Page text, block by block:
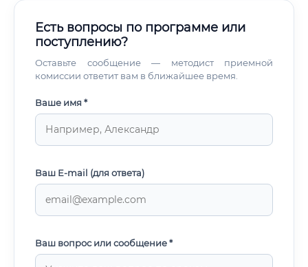
Есть вопросы по программе или
поступлению?
Оставьте сообщение — методист приемной
комиссии ответит вам в ближайшее время.
Ваше имя *
Ваш E-mail (для ответа)
Ваш вопрос или сообщение *